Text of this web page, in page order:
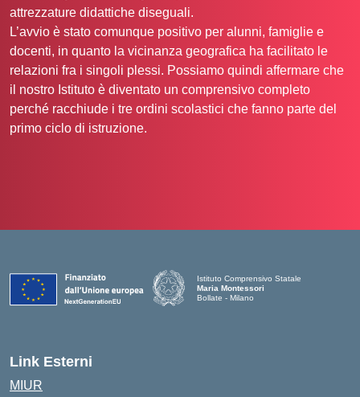
attrezzature didattiche diseguali.
L’avvio è stato comunque positivo per alunni, famiglie e
docenti, in quanto la vicinanza geografica ha facilitato le
relazioni fra i singoli plessi. Possiamo quindi affermare che
il nostro Istituto è diventato un comprensivo completo
perché racchiude i tre ordini scolastici che fanno parte del
primo ciclo di istruzione.
Istituto Comprensivo Statale
Maria Montessori
Bollate - Milano
Link Esterni
MIUR